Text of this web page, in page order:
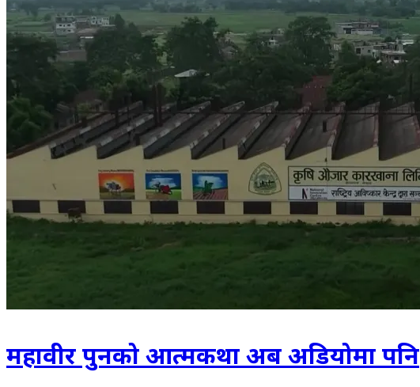
महावीर पुनको आत्मकथा अब अडियोमा पनि